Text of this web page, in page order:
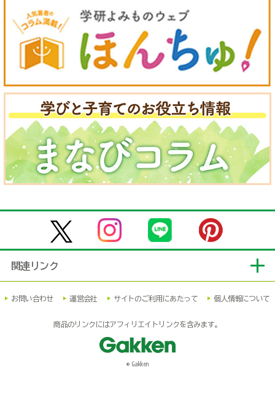
関連リンク
お問い合わせ 運営会社 サイトのご利用にあたって 個人情報について
商品のリンクにはアフィリエイトリンクを含みます。
© Gakken